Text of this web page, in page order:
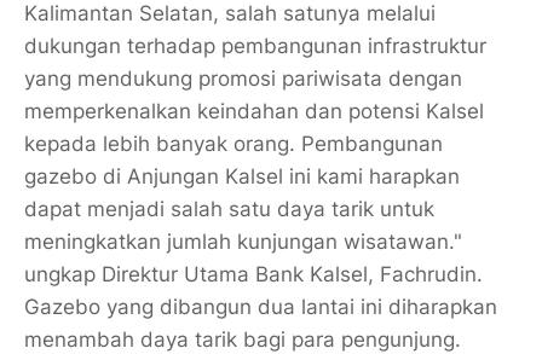
Kalimantan Selatan, salah satunya melalui
dukungan terhadap pembangunan infrastruktur
yang mendukung promosi pariwisata dengan
memperkenalkan keindahan dan potensi Kalsel
kepada lebih banyak orang. Pembangunan
gazebo di Anjungan Kalsel ini kami harapkan
dapat menjadi salah satu daya tarik untuk
meningkatkan jumlah kunjungan wisatawan."
ungkap Direktur Utama Bank Kalsel, Fachrudin.
Gazebo yang dibangun dua lantai ini diharapkan
menambah daya tarik bagi para pengunjung.